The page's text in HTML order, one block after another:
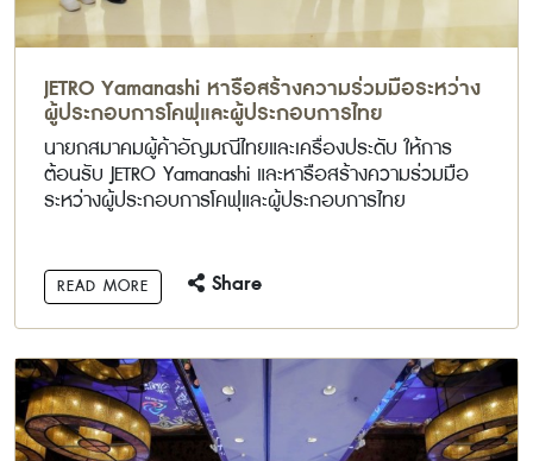
JETRO Yamanashi หารือสร้างความร่วมมือระหว่าง
ผู้ประกอบการโคฟุและผู้ประกอบการไทย
นายกสมาคมผู้ค้าอัญมณีไทยและเครื่องประดับ ให้การ
ต้อนรับ JETRO Yamanashi และหารือสร้างความร่วมมือ
ระหว่างผู้ประกอบการโคฟุและผู้ประกอบการไทย
READ MORE Share